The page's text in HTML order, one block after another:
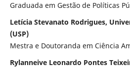
Graduada em Gestão de Políticas
Letícia Stevanato Rodrigues,
(USP)
Mestra e Doutoranda em Ciência
Rylanneive Leonardo Pontes